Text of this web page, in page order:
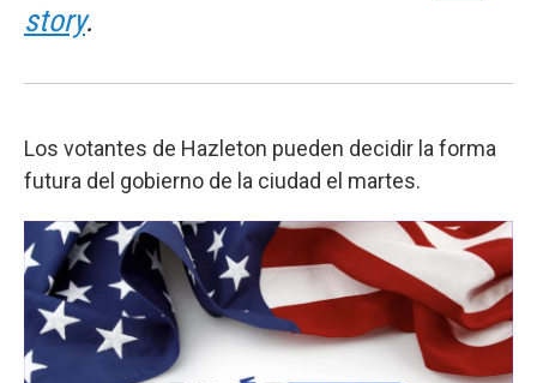
story.
Los votantes de Hazleton pueden decidir la forma
futura del gobierno de la ciudad el martes.